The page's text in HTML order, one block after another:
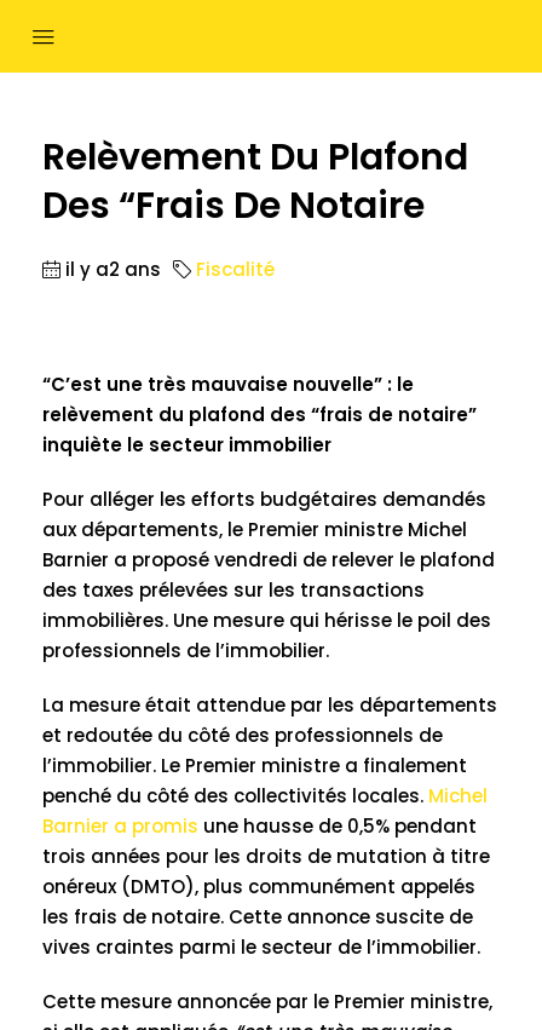
Relèvement Du Plafond
Des “frais De Notaire
il y a2 ans Fiscalité
“C’est une très mauvaise nouvelle” : le
relèvement du plafond des “frais de notaire”
inquiète le secteur immobilier
Pour alléger les efforts budgétaires demandés
aux départements, le Premier ministre Michel
Barnier a proposé vendredi de relever le plafond
des taxes prélevées sur les transactions
immobilières. Une mesure qui hérisse le poil des
professionnels de l’immobilier.
La mesure était attendue par les départements
et redoutée du côté des professionnels de
l’immobilier. Le Premier ministre a finalement
penché du côté des collectivités locales. Michel
Barnier a promis une hausse de 0,5% pendant
trois années pour les droits de mutation à titre
onéreux (DMTO), plus communément appelés
les frais de notaire. Cette annonce suscite de
vives craintes parmi le secteur de l’immobilier.
Cette mesure annoncée par le Premier ministre,